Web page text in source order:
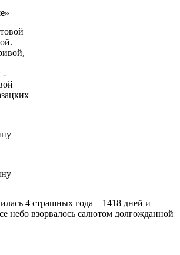
-
4 страшных года – 1418 дней и
небо взорвалось салютом долгожданной